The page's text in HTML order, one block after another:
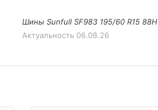
Шины Sunfull SF983 195/60 R15 88H
Актуальность 06.08.26